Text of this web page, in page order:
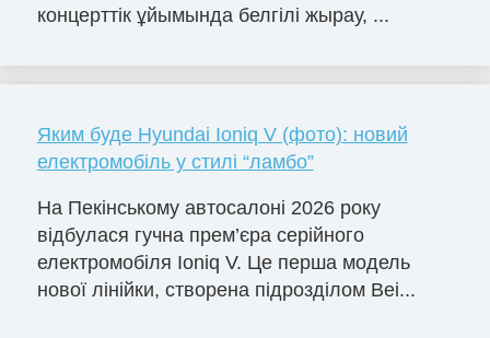
концерттік ұйымында белгілі жырау, ...
Яким буде Hyundai Ioniq V (фото): новий
електромобіль у стилі “ламбо”
На Пекінському автосалоні 2026 року
відбулася гучна прем’єра серійного
електромобіля Ioniq V. Це перша модель
нової лінійки, створена підрозділом Bei...